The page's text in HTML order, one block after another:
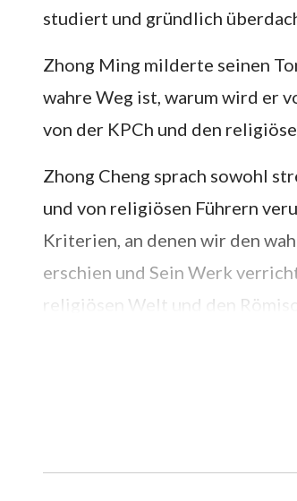
studiert und gründlich
Zhong Ming milderte seinen
wahre Weg ist, warum wird er
von der KPCh und den
Zhong Cheng sprach sowohl
und von religiösen Führern
Kriterien, an denen wir den
erschien und Sein Werk
religiösen Welt und den
verurteilten das Werk des
der Herr Jesus nicht der
Wenn wir an dieser
Jesus verurteilen? Wenn wir